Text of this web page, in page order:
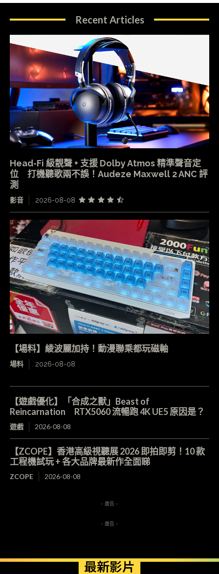
Recent Articles
Head-Fi 級靚聲 + 支援 Dolby Atmos 精準聲音定
位 打機聽歌兩不誤！Audeze Maxwell 2 ANC 評
測
影音 2026-08-08
【場料】綾波麗加持！動漫聯乘都玩磁軸
場料 2026-08-08
【遊戲優化】「合成之獸」Beast of
Reincarnation RTX5060 流暢跑 4K UE5 原因是？
遊戲 2026-08-08
【ZCOPE】香港高級視聽展 2026 即拍即剪！10 款
工程機試玩 + 各大品牌最新作全面睇
ZCOPE 2026-08-08
- 廣告 -
- 廣告 -
最新影片